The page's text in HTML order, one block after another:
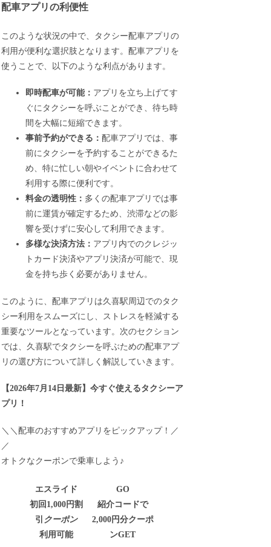
配車アプリの利便性
このような状況の中で、タクシー配車アプリの
利用が便利な選択肢となります。配車アプリを
使うことで、以下のような利点があります。
即時配車が可能： アプリを立ち上げてす
ぐにタクシーを呼ぶことができ、待ち時
間を大幅に短縮できます。
事前予約ができる： 配車アプリでは、事
前にタクシーを予約することができるた
め、特に忙しい朝やイベントに合わせて
利用する際に便利です。
料金の透明性： 多くの配車アプリでは事
前に運賃が確定するため、渋滞などの影
響を受けずに安心して利用できます。
多様な決済方法： アプリ内でのクレジッ
トカード決済やアプリ決済が可能で、現
金を持ち歩く必要がありません。
このように、配車アプリは久喜駅周辺でのタク
シー利用をスムーズにし、ストレスを軽減する
重要なツールとなっています。次のセクション
では、久喜駅でタクシーを呼ぶための配車アプ
リの選び方について詳しく解説していきます。
【2026年7月14日最新】今すぐ使えるタクシーア
プリ！
＼＼配車のおすすめアプリをピックアップ！／
／
オトクなクーポンで乗車しよう♪
エスライド
初回1,000円割
引 クーポン
利用可能
GO
紹介コードで
2,000円分クーポ
ンGET